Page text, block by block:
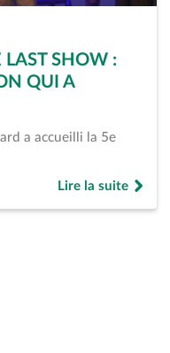
LAST SHOW :
QUI A
a accueilli la 5e
– The Last Show : une
5 – The Last Show :
Lire la suite
de «